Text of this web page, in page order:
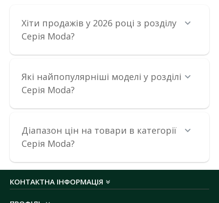
Хіти продажів у 2026 році з розділу
Серія Moda?
Які найпопулярніші моделі у розділі
Серія Moda?
Діапазон цін на товари в категорії
Серія Moda?
КОНТАКТНА ІНФОРМАЦІЯ